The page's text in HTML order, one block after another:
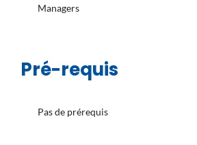
Managers
Pré-requis
Pas de prérequis